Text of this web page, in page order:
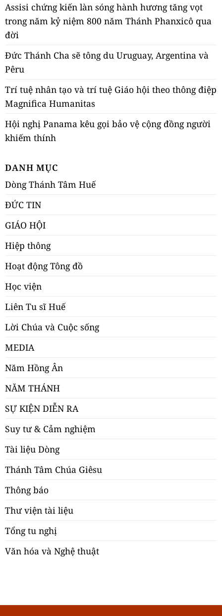
Assisi chứng kiến làn sóng hành hương tăng vọt
trong năm kỷ niệm 800 năm Thánh Phanxicô qua
đời
Đức Thánh Cha sẽ tông du Uruguay, Argentina và
Pêru
Trí tuệ nhân tạo và trí tuệ Giáo hội theo thông điệp
Magnifica Humanitas
Hội nghị Panama kêu gọi bảo vệ cộng đồng người
khiếm thính
DANH MỤC
Dòng Thánh Tâm Huế
ĐỨC TIN
GIÁO HỘI
Hiệp thông
Hoạt động Tông đồ
Học viện
Liên Tu sĩ Huế
Lời Chúa và Cuộc sống
MEDIA
Năm Hồng Ân
NĂM THÁNH
SỰ KIỆN DIỄN RA
Suy tư & Cảm nghiệm
Tài liệu Dòng
Thánh Tâm Chúa Giêsu
Thông báo
Thư viện tài liệu
Tổng tu nghị
Văn hóa và Nghệ thuật